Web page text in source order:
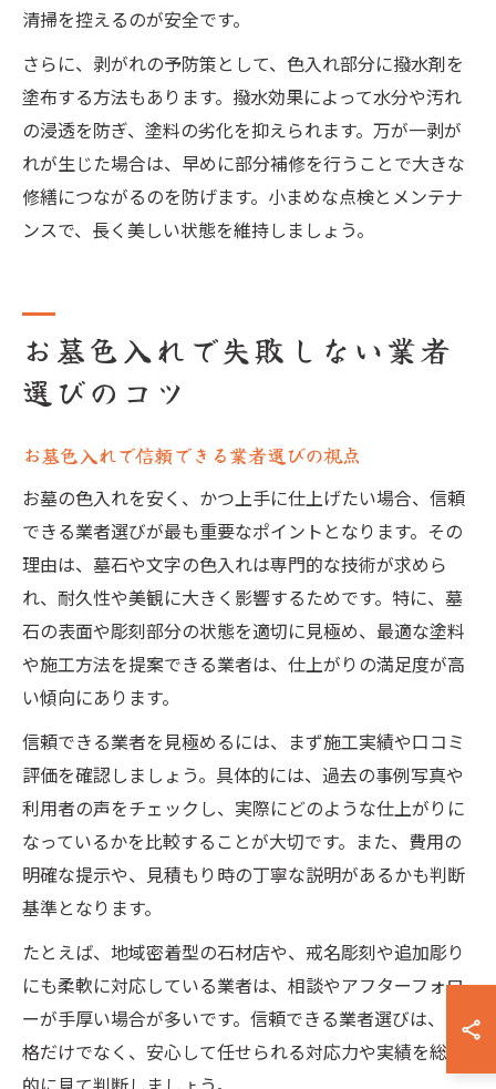
清掃を控えるのが安全です。
さらに、剥がれの予防策として、色入れ部分に撥水剤を
塗布する方法もあります。撥水効果によって水分や汚れ
の浸透を防ぎ、塗料の劣化を抑えられます。万が一剥が
れが生じた場合は、早めに部分補修を行うことで大きな
修繕につながるのを防げます。小まめな点検とメンテナ
ンスで、長く美しい状態を維持しましょう。
お墓色入れで失敗しない業者
選びのコツ
お墓色入れで信頼できる業者選びの視点
お墓の色入れを安く、かつ上手に仕上げたい場合、信頼
できる業者選びが最も重要なポイントとなります。その
理由は、墓石や文字の色入れは専門的な技術が求めら
れ、耐久性や美観に大きく影響するためです。特に、墓
石の表面や彫刻部分の状態を適切に見極め、最適な塗料
や施工方法を提案できる業者は、仕上がりの満足度が高
い傾向にあります。
信頼できる業者を見極めるには、まず施工実績や口コミ
評価を確認しましょう。具体的には、過去の事例写真や
利用者の声をチェックし、実際にどのような仕上がりに
なっているかを比較することが大切です。また、費用の
明確な提示や、見積もり時の丁寧な説明があるかも判断
基準となります。
たとえば、地域密着型の石材店や、戒名彫刻や追加彫り
にも柔軟に対応している業者は、相談やアフターフォロ
ーが手厚い場合が多いです。信頼できる業者選びは、価
格だけでなく、安心して任せられる対応力や実績を総合